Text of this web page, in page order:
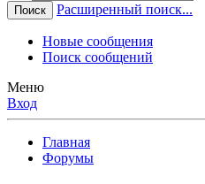
Поиск Расширенный поиск...
Новые сообщения
Поиск сообщений
Меню
Вход
Главная
Форумы